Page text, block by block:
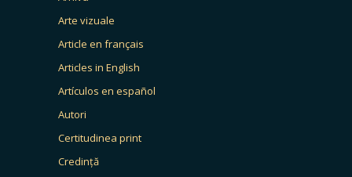
Arte vizuale
Article en français
Articles in English
Artículos en español
Autori
Certitudinea print
Credință